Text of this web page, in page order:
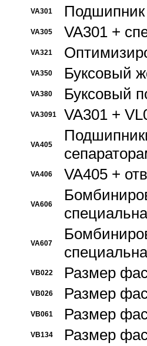
VA301 Подшипник
VA305 VA301 +
VA321
VA350 Буксовый
VA380 Буксовый
VA3091 VA301 +
VA405
VA406 VA405 +
VA606
VA607
VB022 Размер
VB026 Размер
VB061 Размер
VB134 Размер